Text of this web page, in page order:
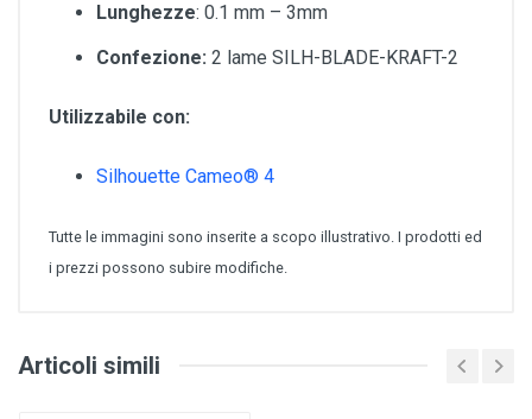
Lunghezze: 0.1 mm – 3mm
Confezione: 2 lame SILH-BLADE-KRAFT-2
Utilizzabile con:
Silhouette Cameo® 4
Tutte le immagini sono inserite a scopo illustrativo. I prodotti ed
i prezzi possono subire modifiche.
Articoli simili